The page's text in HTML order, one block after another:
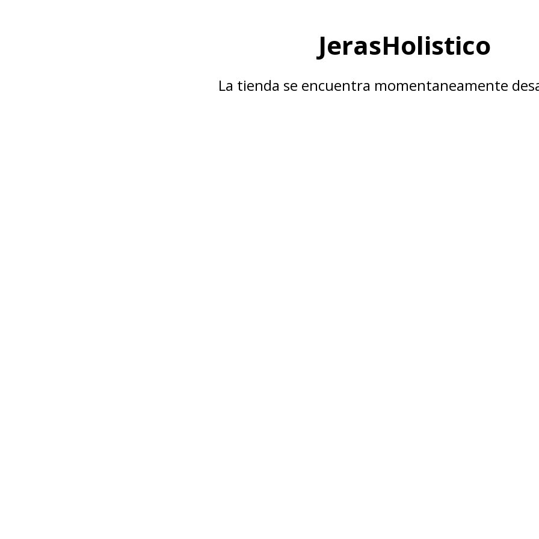
JerasHolistico
La tienda se encuentra momentaneamente